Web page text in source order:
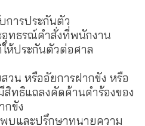
รประกันตัว
รณ์คำสั่งที่พนักงาน
ห้ประกันตัวต่อศาล
หรืออัยการฝากขัง หรือ
ทธิแถลงคัดค้านคำร้องของ
กขัง
ละปรึกษาทนายความ